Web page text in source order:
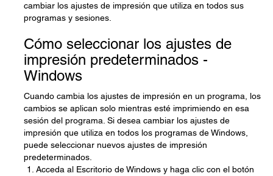
cambiar los ajustes de impresión que utiliza en todos sus
programas y sesiones.
Cómo seleccionar los ajustes de
impresión predeterminados -
Windows
Cuando cambia los ajustes de impresión en un programa, los
cambios se aplican solo mientras esté imprimiendo en esa
sesión del programa. Si desea cambiar los ajustes de
impresión que utiliza en todos los programas de Windows,
puede seleccionar nuevos ajustes de impresión
predeterminados.
Acceda al Escritorio de Windows y haga clic con el botón